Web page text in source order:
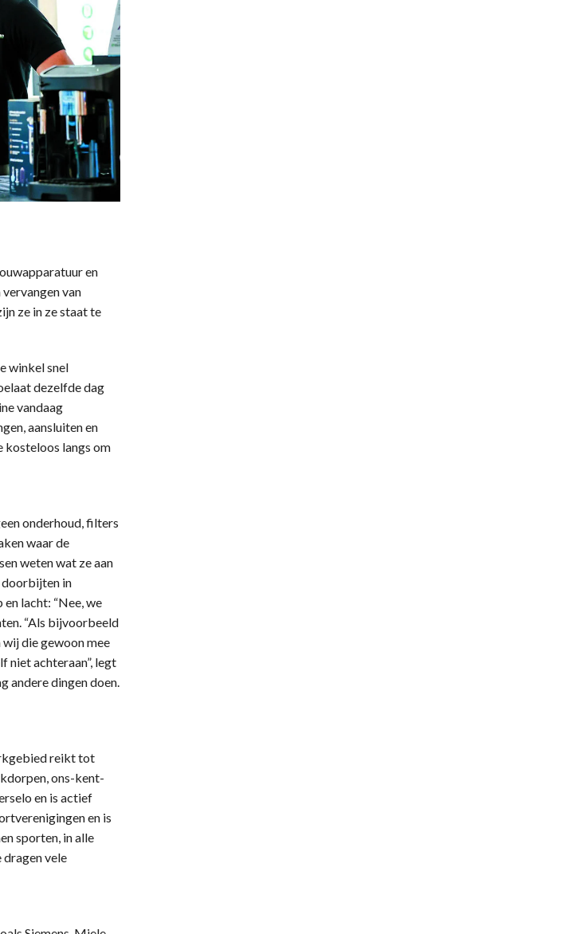
en
van
ze in ze staat te
winkel snel
dezelfde dag
vandaag
aansluiten en
kosteloos langs om
onderhoud, filters
waar de
weten wat ze aan
doorbijten in
lacht: “Nee, we
“Als bijvoorbeeld
die gewoon mee
niet achteraan”, legt
andere dingen doen.
reikt tot
ons-kent-
en is actief
en is
sporten, in alle
dragen vele